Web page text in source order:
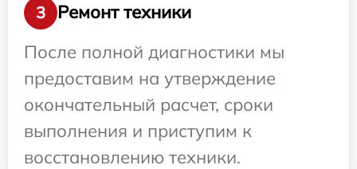
3
Ремонт техники
После полной диагностики мы
предоставим на утверждение
окончательный расчет, сроки
выполнения и приступим к
восстановлению техники.